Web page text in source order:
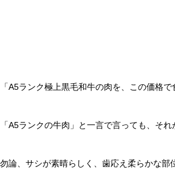
「A5ランク極上黒毛和牛の肉を、この価格
「A5ランクの牛肉」と一言で言っても、そ
勿論、サシが素晴らしく、歯応え柔らかな部